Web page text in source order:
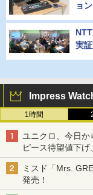
ョン
実
Impress
1時間
ユニクロ、今日
ピース待望値下
ミスド「Mrs.
発売！